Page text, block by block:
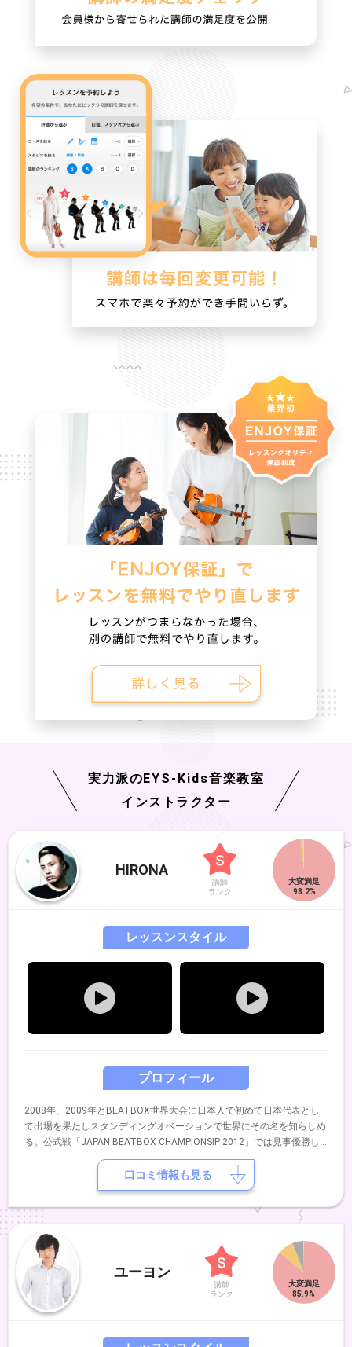
実力派のEYS-Kids音楽教室
インストラクター
HIRONA
講師
ランク
プロフィール
2008年、2009年とBEATBOX世界大会に日本人で初めて日本代表とし
て出場を果たしスタンディングオベーションで世界にその名を知らしめ
る。公式戦「JAPAN BEATBOX CHAMPIONSIP 2012」では見事優勝し
日本一に輝やく。 2014年5月EXILEのUSAプロデュースDANCE EARTH
PROJECT舞台「Changes」全21公演にEXILEのUSA直々にスカウトが
あり参加。 2015年2月には100組を越える様々なパフォーマーが参加し
No.1を決めるパフォーマーコンテスト「GONG SHOW FINAL」にて優勝
しグランドグランプリを受賞。 2015年5月BEATBOX世界大会
「WORLD BEATBOX CHAMPIONSIP 2015」に日本代表として出場。 現
在は様々なアーティストやパフォーマーとコラボレーションをして
BEATBOXの可能性を追求している。 その他、TV、RADIO、メディア
にて出演中。
レッスンスタイル
口コミ情報も見る
ユーヨン
講師
ランク